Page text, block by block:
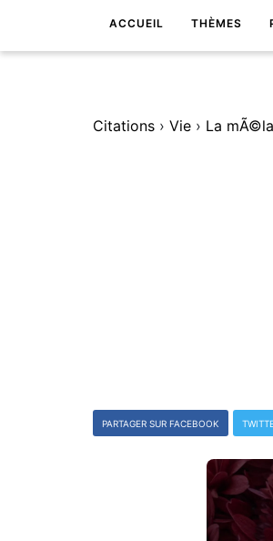
ACCUEIL THÈMES
Citations › Vie ›
PARTAGER SUR FACEBOOK